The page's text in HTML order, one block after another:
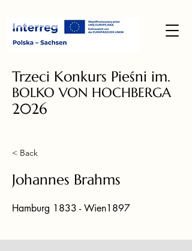
Trzeci Konkurs Pieśni im.
BOLKO VON HOCHBERGA
2026
< Back
Johannes Brahms
Hamburg 1833 - Wien1897